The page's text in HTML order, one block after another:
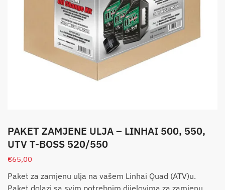
PAKET ZAMJENE ULJA – LINHAI 500, 550,
UTV T-BOSS 520/550
€65,00
Paket za zamjenu ulja na vašem Linhai Quad (ATV)u.
Paket dolazi sa svim potrebnim dijelovima za zamjenu
Pošalji